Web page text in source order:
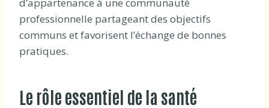
professionnelle partageant des objectifs
communs et favorisent l’échange de bonnes
pratiques.
Le rôle essentiel de la santé